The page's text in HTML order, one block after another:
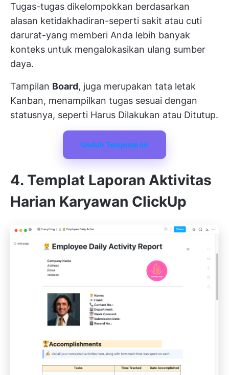
Tugas-tugas dikelompokkan berdasarkan
alasan ketidakhadiran-seperti sakit atau cuti
darurat-yang memberi Anda lebih banyak
konteks untuk mengalokasikan ulang sumber
daya.
Tampilan Board, juga merupakan tata letak
Kanban, menampilkan tugas sesuai dengan
statusnya, seperti Harus Dilakukan atau Ditutup.
Unduh Template Ini
4. Templat Laporan Aktivitas
Harian Karyawan ClickUp